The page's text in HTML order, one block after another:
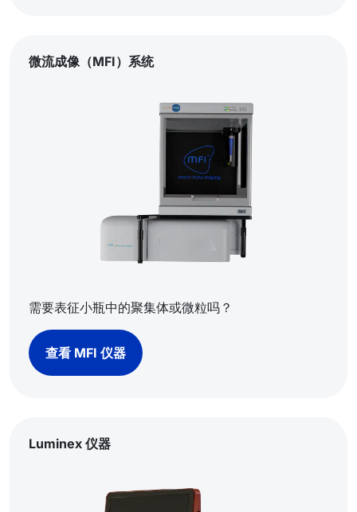
微流成像（MFI）系统
需要表征小瓶中的聚集体或微粒吗？
查看 MFI 仪器
Luminex 仪器